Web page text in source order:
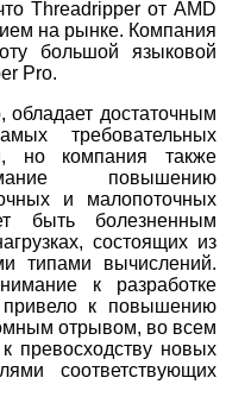
Threadripper от AMD
на рынке. Компания
большой языковой
Pro.
обладает достаточным
требовательных
но компания также
повышению
и малопоточных
быть болезненным
состоящих из
типами вычислений.
к разработке
привело к повышению
отрывом, во всем
превосходству новых
соответствующих